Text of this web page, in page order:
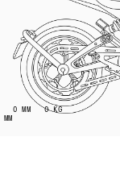
0 MM 0KG